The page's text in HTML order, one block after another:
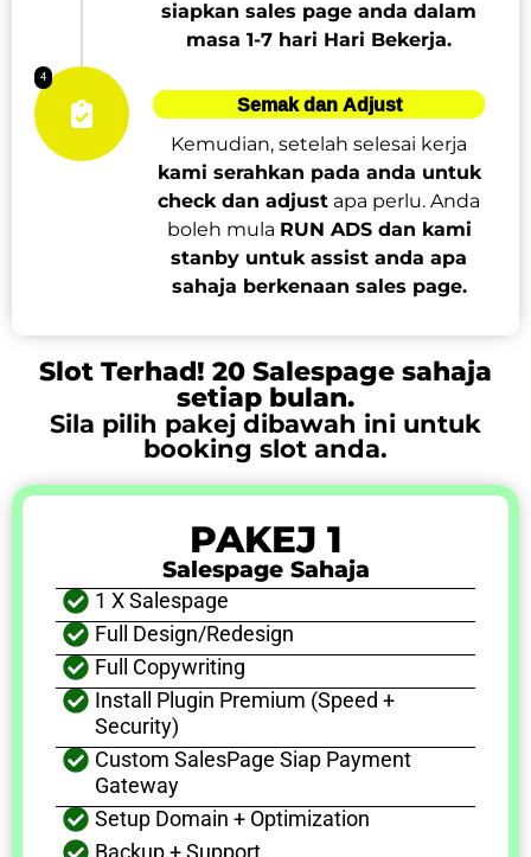
siapkan sales page anda dalam
masa 1-7 hari Hari Bekerja.
4
Semak dan Adjust
Kemudian, setelah selesai kerja
kami serahkan pada anda untuk
check dan adjust apa perlu. Anda
boleh mula RUN ADS dan kami
stanby untuk assist anda apa
sahaja berkenaan sales page.
Slot Terhad! 20 Salespage sahaja
setiap bulan.
Sila pilih pakej dibawah ini untuk
booking slot anda.
PAKEJ 1
Salespage Sahaja
1 X Salespage
Full Design/redesign
Full Copywriting
Install Plugin Premium (speed +
Security)
Custom SalesPage Siap Payment
Gateway
Setup Domain + Optimization
Backup + Support